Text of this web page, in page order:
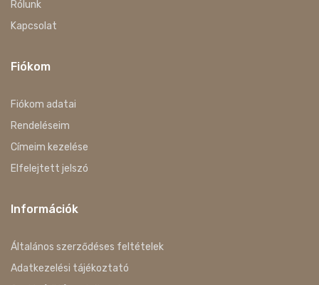
Rólunk
Kapcsolat
Fiókom
Fiókom adatai
Rendeléseim
Címeim kezelése
Elfelejtett jelszó
Információk
Általános szerződéses feltételek
Adatkezelési tájékoztató